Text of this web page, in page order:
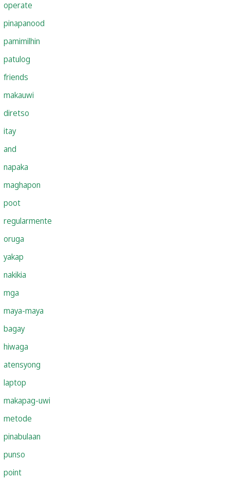
operate
pinapanood
pamimilhin
patulog
friends
makauwi
diretso
itay
and
napaka
maghapon
poot
regularmente
oruga
yakap
nakikia
mga
maya-maya
bagay
hiwaga
atensyong
laptop
makapag-uwi
metode
pinabulaan
punso
point